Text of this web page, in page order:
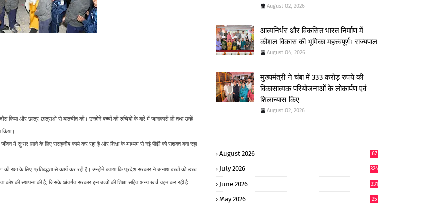
और छात्र-छात्राओं से बातचीत की। उन्होंने बच्चों की रुचियों के बारे में जानकारी ली तथा उन्हें
में सुधार लाने के लिए सराहनीय कार्य कर रहा है और शिक्षा के माध्यम से नई पीढ़ी को सशक्त बना रहा
के लिए प्रतिबद्धता से कार्य कर रही है। उन्होंने बताया कि प्रदेश सरकार ने अनाथ बच्चों को उच्च
की स्थापना की है, जिसके अंतर्गत सरकार इन बच्चों की शिक्षा सहित अन्य खर्च वहन कर रही है।
August 02, 2026
आत्मनिर्भर और विकसित भारत निर्माण में
कौशल विकास की भूमिका महत्त्वपूर्णः राज्यपाल
August 04, 2026
मुख्यमंत्री ने चंबा में 333 करोड़ रुपये की
विकासात्मक परियोजनाओं के लोकार्पण एवं
शिलान्यास किए
August 02, 2026
August 2026 67
July 2026 324
June 2026 331
May 2026
25